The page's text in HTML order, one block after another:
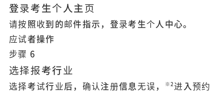
登录考生个人主页
请按照收到的邮件指示，登录考生个人中心。
应试者操作
步骤 6
选择报考行业
选择考试行业后，确认注册信息无误， ※2进入预约